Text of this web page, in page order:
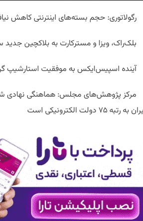
رگولاتوری: حجم بسته‌های اینترنتی کاهش
بلک‌راک، ویزا و مسترکارت به بلاکچین
آینده اسپیس‌ایکس به موفقیت استارشیپ
مرکز پژوهش‌های مجلس: هماهنگی نهادی
به رتبه ۷۵ دولت الکترونیکی است